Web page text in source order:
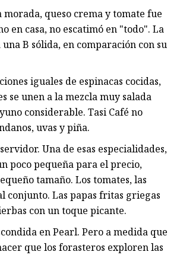
morada, queso crema y tomate fue
en casa, no escatimó en "todo". La
B sólida, en comparación con su
iguales de espinacas cocidas,
se unen a la mezcla muy salada
considerable. Tasi Café no
uvas y piña.
Una de esas especialidades,
poco pequeña para el precio,
tamaño. Los tomates, las
conjunto. Las papas fritas griegas
con un toque picante.
en Pearl. Pero a medida que
que los forasteros exploren las